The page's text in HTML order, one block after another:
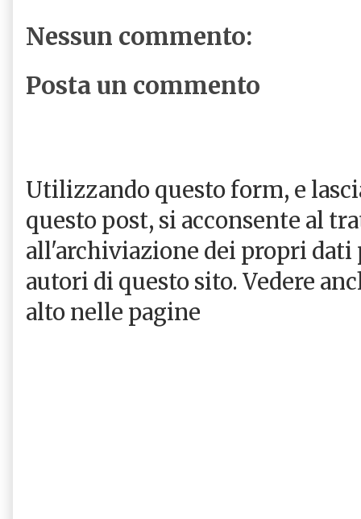
Nessun commento:
Posta un commento
Utilizzando questo form, e
questo post, si acconsente al
all'archiviazione dei propri dati
autori di questo sito. Vedere
alto nelle pagine